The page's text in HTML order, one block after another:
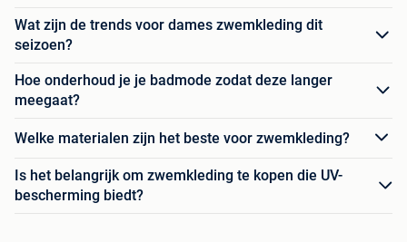
Wat zijn de trends voor dames zwemkleding dit
seizoen?
Hoe onderhoud je je badmode zodat deze langer
meegaat?
Welke materialen zijn het beste voor zwemkleding?
Is het belangrijk om zwemkleding te kopen die UV-
bescherming biedt?